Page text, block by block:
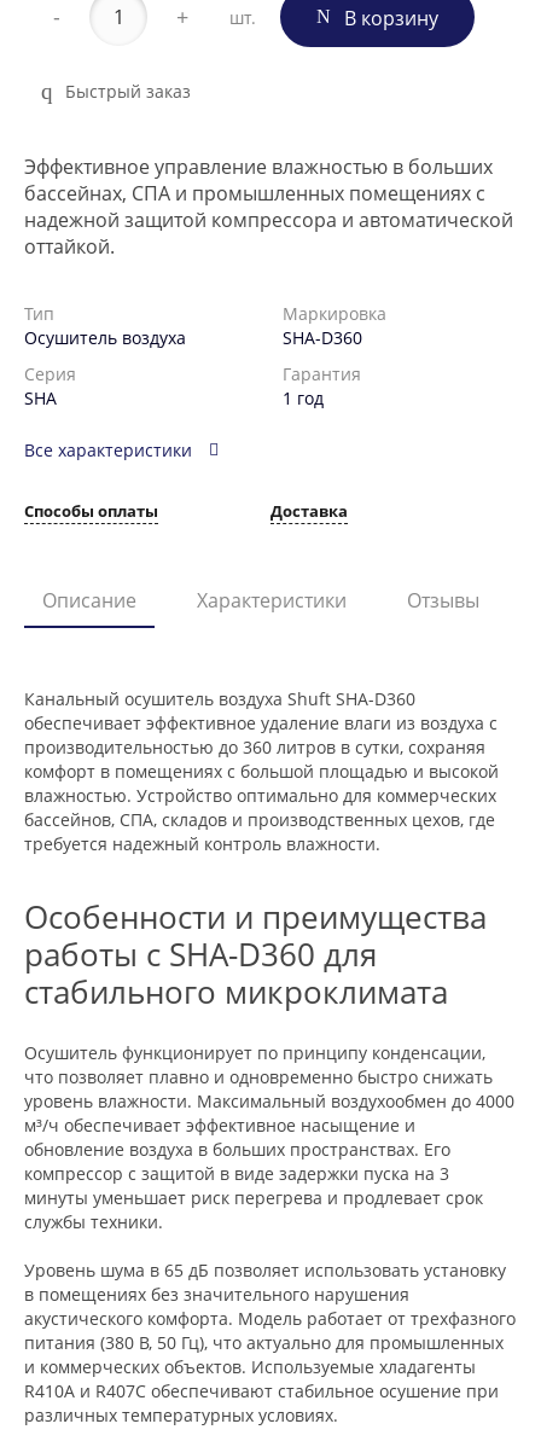
- + шт. В корзину
Быстрый заказ
Эффективное управление влажностью в больших
бассейнах, СПА и промышленных помещениях с
надежной защитой компрессора и автоматической
оттайкой.
Тип
Осушитель воздуха
Маркировка
SHA-D360
Серия
SHA
Гарантия
1 год
Все характеристики
Способы оплаты Доставка
Описание Характеристики Отзывы
Канальный осушитель воздуха Shuft SHA-D360
обеспечивает эффективное удаление влаги из воздуха с
производительностью до 360 литров в сутки, сохраняя
комфорт в помещениях с большой площадью и высокой
влажностью. Устройство оптимально для коммерческих
бассейнов, СПА, складов и производственных цехов, где
требуется надежный контроль влажности.
Особенности и преимущества
работы с SHA-D360 для
стабильного микроклимата
Осушитель функционирует по принципу конденсации,
что позволяет плавно и одновременно быстро снижать
уровень влажности. Максимальный воздухообмен до 4000
м³/ч обеспечивает эффективное насыщение и
обновление воздуха в больших пространствах. Его
компрессор с защитой в виде задержки пуска на 3
минуты уменьшает риск перегрева и продлевает срок
службы техники.
Уровень шума в 65 дБ позволяет использовать установку
в помещениях без значительного нарушения
акустического комфорта. Модель работает от трехфазного
питания (380 В, 50 Гц), что актуально для промышленных
и коммерческих объектов. Используемые хладагенты
R410A и R407C обеспечивают стабильное осушение при
различных температурных условиях.